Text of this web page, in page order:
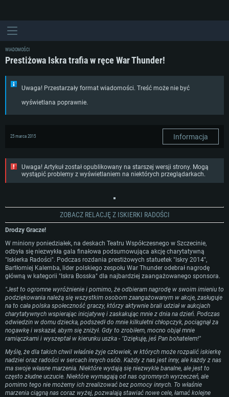
WYMAGANIA SYSTEMOWE
For PC
For MAC
For Linux
Minimalne
Minimalne
Minimalne
WIADOMOŚCI
Prestiżowa Iskra trafia w ręce War Thunder!
Uwaga! Przestarzały format wiadomości. Treść może nie być
wyświetlana poprawnie.
25 marca 2015 Informacja
Uwaga! Artykuł został opublikowany na starszej wersji strony. Mogą
wystąpić problemy z wyświetlaniem na niektórych przeglądarkach.
ZOBACZ RELACJĘ Z ISKIERKI RADOŚCI
Drodzy Gracze!
W miniony poniedziałek, na deskach Teatru Współczesnego w Szczecinie,
odbyła się niezwykła gala finałowa podsumowująca akcję charytatywną
"Iskierka Radości". Podczas rozdania prestiżowych statuetek "Iskry 2014",
Bartłomiej Kalemba, lider polskiego zespołu War Thunder odebrał nagrodę
główną w kategorii "Iskra Bosska" dla najbardziej zaangażowanego sponsora.
"Jest to ogromne wyróżnienie i pomimo, że odbieram nagrodę w swoim imieniu to
podziękowania należą się wszystkim osobom zaangażowanym w akcje, zasługuje
na to cała polska społeczność graczy, którzy aktywnie brali udział w aukcjach
charytatywnych wspierając inicjatywę i zaskakując mnie z dnia na dzień. Podczas
odwiedzin w domu dziecka, podszedł do mnie kilkuletni chłopczyk, pociągnął za
nogawkę i wskazał, abym się zniżył. Gdy to zrobiłem, mocno objął mnie
ramiączkami i wyszeptał w kierunku uszka - "Dziękuję, jeś Pan bohatelem!"
Myślę, że dla takich chwil właśnie żyje człowiek, w których może rozpalić iskierkę
nadziei oraz radości w sercach innych osób. Każdy z nas jest inny, ale każdy z nas
ma swoje własne marzenia. Niektóre wydają się niezwykle banalne, ale jest to
często złudne uczucie. Niektóre wymagają od nas ogromnych wyrzeczeń, ale
pomimo tego nie możemy ich zrealizować bez pomocy innych. To właśnie
marzenia ciągną nas coraz wyżej, pozwalają stawiać nowe cele, łamać kolejne